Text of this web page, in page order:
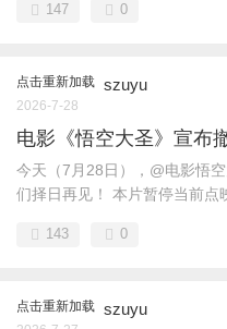
147 0
点击重新加载 szuyu
2026-7-28
电影《悟空大圣》宣布
今天（7月28日），@电影悟
们择日再见！ 本片暂停当前点
143 0
点击重新加载 szuyu